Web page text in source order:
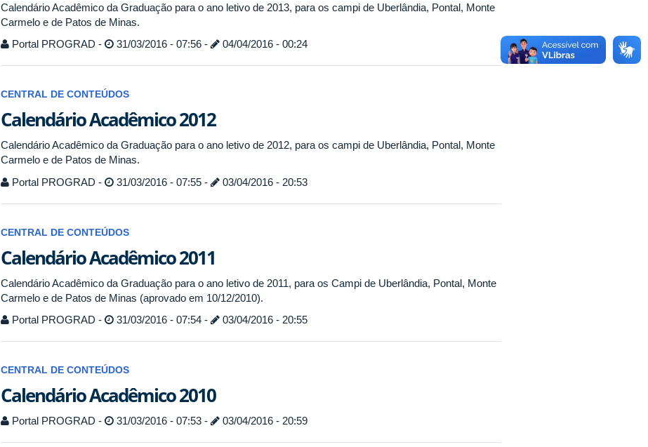
Calendário Acadêmico da Graduação para o ano letivo de 2013, para os campi de Uberlândia, Pontal, Monte
Carmelo e de Patos de Minas.
Portal PROGRAD -
31/03/2016 - 07:56 - 04/04/2016 - 00:24
CENTRAL DE CONTEÚDOS
Calendário Acadêmico 2012
Calendário Acadêmico da Graduação para o ano letivo de 2012, para os campi de Uberlândia, Pontal, Monte
Carmelo e de Patos de Minas.
Portal PROGRAD -
31/03/2016 - 07:55 - 03/04/2016 - 20:53
CENTRAL DE CONTEÚDOS
Calendário Acadêmico 2011
Calendário Acadêmico da Graduação para o ano letivo de 2011, para os Campi de Uberlândia, Pontal, Monte
Carmelo e de Patos de Minas (aprovado em 10/12/2010).
Portal PROGRAD -
31/03/2016 - 07:54 - 03/04/2016 - 20:55
CENTRAL DE CONTEÚDOS
Calendário Acadêmico 2010
Portal PROGRAD - 31/03/2016 - 07:53 - 03/04/2016 - 20:59